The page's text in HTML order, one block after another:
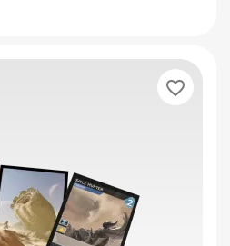
favorite_border